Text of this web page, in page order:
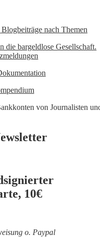
nach Themen
die bargeldlose Gesellschaft.
von Journalisten
10€
o. Paypal